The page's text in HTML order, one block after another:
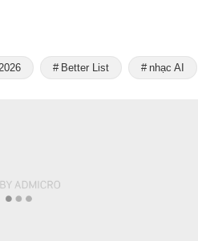
Better List nhạc AI